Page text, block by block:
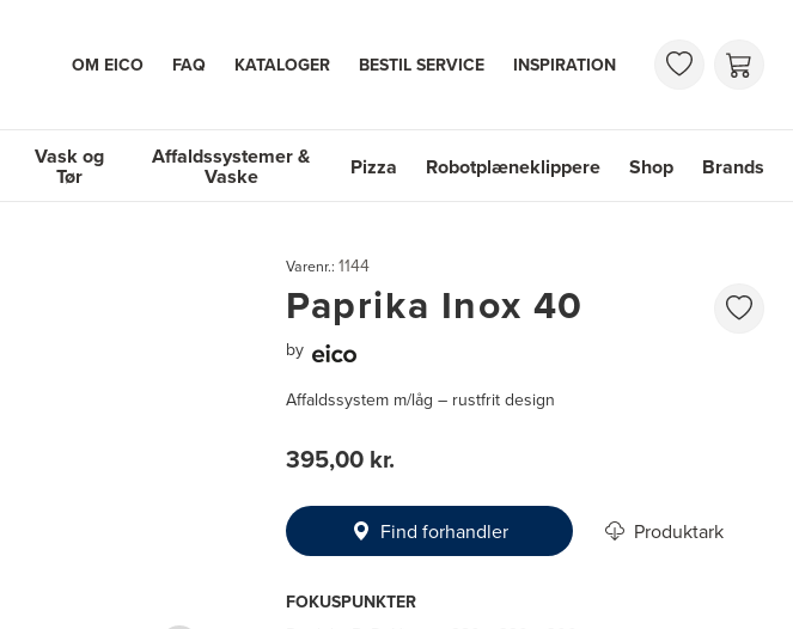
OM EICO FAQ KATALOGER BESTIL SERVICE INSPIRATION
Vask og
Tør
Affaldssystemer &
Vaske Pizza Robotplæneklippere Shop Brands
Varenr.: 1144
Paprika Inox 40
by
Affaldssystem m/låg – rustfrit design
395,00 kr.
Find forhandler Produktark
FOKUSPUNKTER